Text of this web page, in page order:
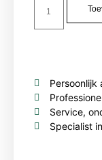
Persoonlijk
Service,
Specialist